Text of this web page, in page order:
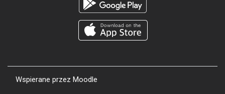
Wspierane przez Moodle